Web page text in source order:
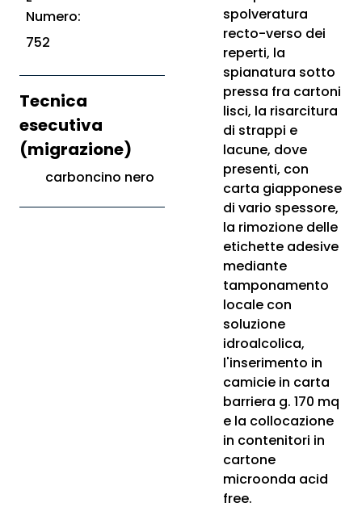
Numero:
752
Tecnica
esecutiva
(migrazione)
carboncino nero
spolveratura
recto-verso dei
reperti, la
spianatura sotto
pressa fra cartoni
lisci, la risarcitura
di strappi e
lacune, dove
presenti, con
carta giapponese
di vario spessore,
la rimozione delle
etichette adesive
mediante
tamponamento
locale con
soluzione
idroalcolica,
l'inserimento in
camicie in carta
barriera g. 170 mq
e la collocazione
in contenitori in
cartone
microonda acid
free.